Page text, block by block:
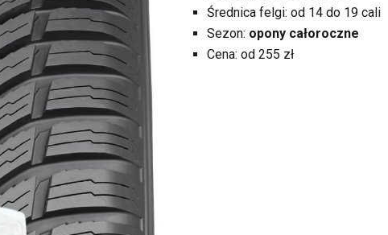
Średnica felgi: od 14 do 19 cali
Sezon: opony całoroczne
Cena: od 255 zł